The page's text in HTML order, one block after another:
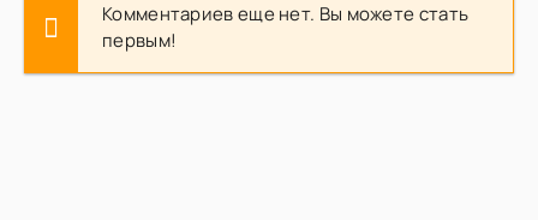
Комментариев еще нет. Вы можете стать
первым!